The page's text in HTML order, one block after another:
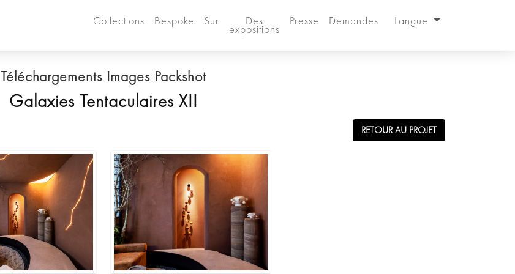
Collections Bespoke Sur Des
expositions
Presse Demandes Langue
Téléchargements Images Packshot
Galaxies Tentaculaires XII
RETOUR AU PROJET